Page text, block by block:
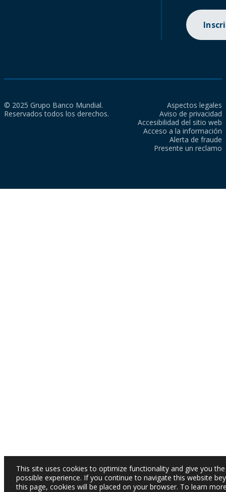
© 2025 Grupo Banco Mundial.
Reservados todos los derechos.
Aspectos legales
Aviso de privacidad
Accesibilidad del sitio web
Acceso a la información
Alerta de fraude
Presente un reclamo
This site uses cookies to optimize functionality and give you
possible experience. If you continue to navigate this website
this page, cookies will be placed on your browser. To learn